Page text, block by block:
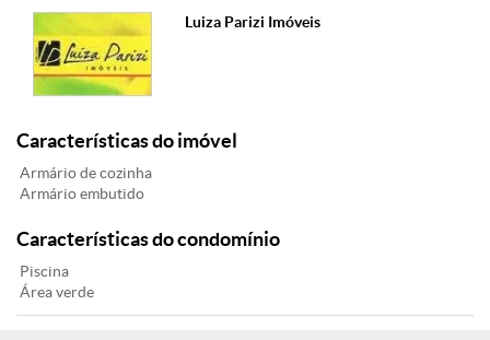
Luiza Parizi Imóveis
Características do imóvel
Armário de cozinha
Armário embutido
Características do condomínio
Piscina
Área verde